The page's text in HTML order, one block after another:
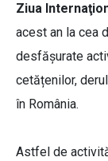
Ziua
acest an la cea
desfășurate
cetățenilor,
în România.
Astfel de